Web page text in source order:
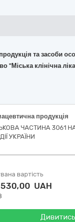
та засоби
"Міська клінічна
продукція
ЧАСТИНА 3061
УКРАЇНИ
вартість
UAH
Дивитись